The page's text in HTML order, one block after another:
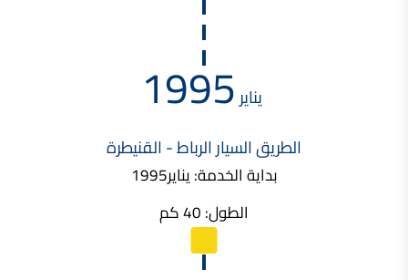
يناير1995
الطريق السيار الرباط - القنيطرة
بداية الخدمة: يناير1995
الطول: 40 كم